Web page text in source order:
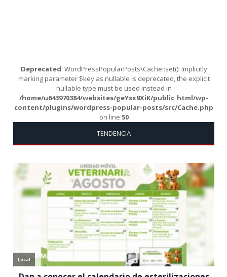
Deprecated: WordPressPopularPosts\Cache::set(): Implicitly
marking parameter $key as nullable is deprecated, the explicit
nullable type must be used instead in
/home/u643970384/websites/geYsx9XiK/public_html/wp-
content/plugins/wordpress-popular-posts/src/Cache.php
on line 50
TENDENCIA